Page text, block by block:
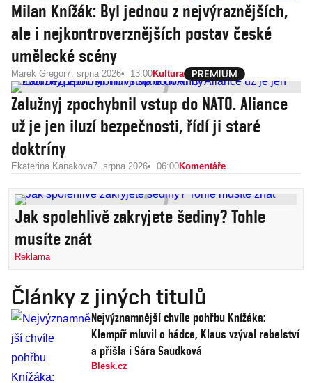
Milan Knížák: Byl jednou z nejvýraznějších,
ale i nejkontroverznějších postav české
umělecké scény
Marek Gregor7. srpna 2026 13:00Kultura
Zalužnyj zpochybnil vstup do NATO. Aliance
už je jen iluzí bezpečnosti, řídí ji staré
doktríny
Ekaterina Kanakova7. srpna 2026 06:00Komentáře
Jak spolehlivě zakryjete šediny? Tohle
musíte znát
Reklama
Články z jiných titulů
Nejvýznamnější chvíle pohřbu Knížáka:
Klempíř mluvil o hádce, Klaus vzýval rebelství
a přišla i Sára Saudková
Blesk.cz